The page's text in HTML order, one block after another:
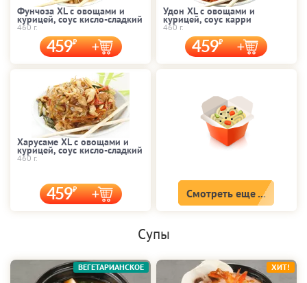
Фунчоза XL с овощами и
курицей, соус кисло-сладкий
460 г.
459
Удон XL с овощами и
курицей, соус карри
460 г.
459
Харусаме XL с овощами и
курицей, соус кисло-сладкий
460 г.
459 Смотреть еще ...
Супы
ВЕГЕТАРИАНСКОЕ ХИТ!